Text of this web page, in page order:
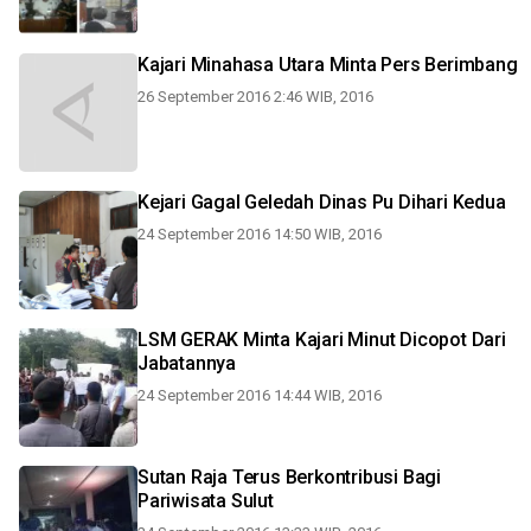
Kajari Minahasa Utara Minta Pers Berimbang
26 September 2016 2:46 WIB, 2016
Kejari Gagal Geledah Dinas Pu Dihari Kedua
24 September 2016 14:50 WIB, 2016
LSM GERAK Minta Kajari Minut Dicopot Dari
Jabatannya
24 September 2016 14:44 WIB, 2016
Sutan Raja Terus Berkontribusi Bagi
Pariwisata Sulut